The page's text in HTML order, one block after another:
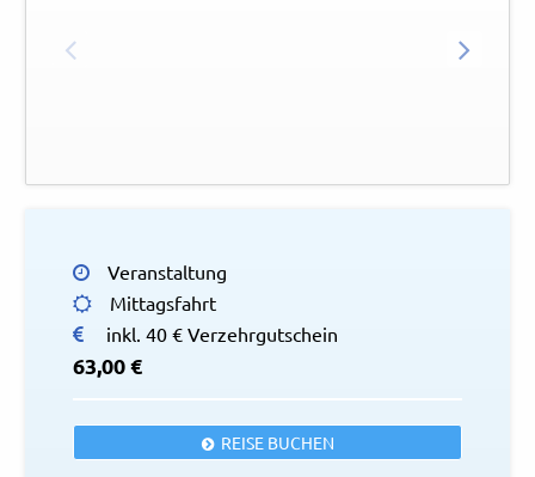
Veranstaltung
Mittagsfahrt
inkl. 40 € Verzehrgutschein
63,00 €
REISE BUCHEN